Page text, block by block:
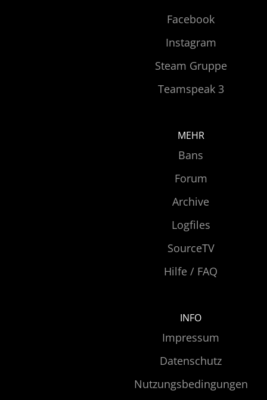
Facebook
Instagram
Steam Gruppe
Teamspeak 3
MEHR
Bans
Forum
Archive
Logfiles
SourceTV
Hilfe / FAQ
INFO
Impressum
Datenschutz
Nutzungsbedingungen